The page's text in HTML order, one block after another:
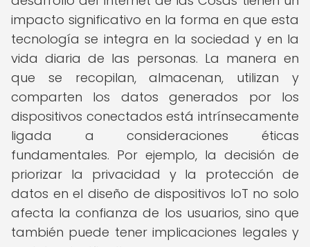
impacto significativo en la forma en que esta
tecnología se integra en la sociedad y en la
vida diaria de las personas. La manera en
que se recopilan, almacenan, utilizan y
comparten los datos generados por los
dispositivos conectados está intrínsecamente
ligada a consideraciones éticas
fundamentales. Por ejemplo, la decisión de
priorizar la privacidad y la protección de
datos en el diseño de dispositivos IoT no solo
afecta la confianza de los usuarios, sino que
también puede tener implicaciones legales y